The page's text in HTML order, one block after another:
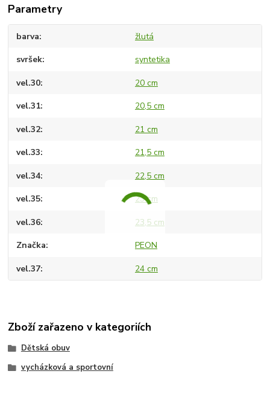
Parametry
barva žlutá
svršek syntetika
vel.30 20 cm
vel.31 20,5 cm
vel.32 21 cm
vel.33 21,5 cm
vel.34 22,5 cm
vel.35 23 cm
vel.36 23,5 cm
Značka PEON
vel.37 24 cm
Zboží zařazeno v kategoriích
Dětská obuv
vycházková a sportovní